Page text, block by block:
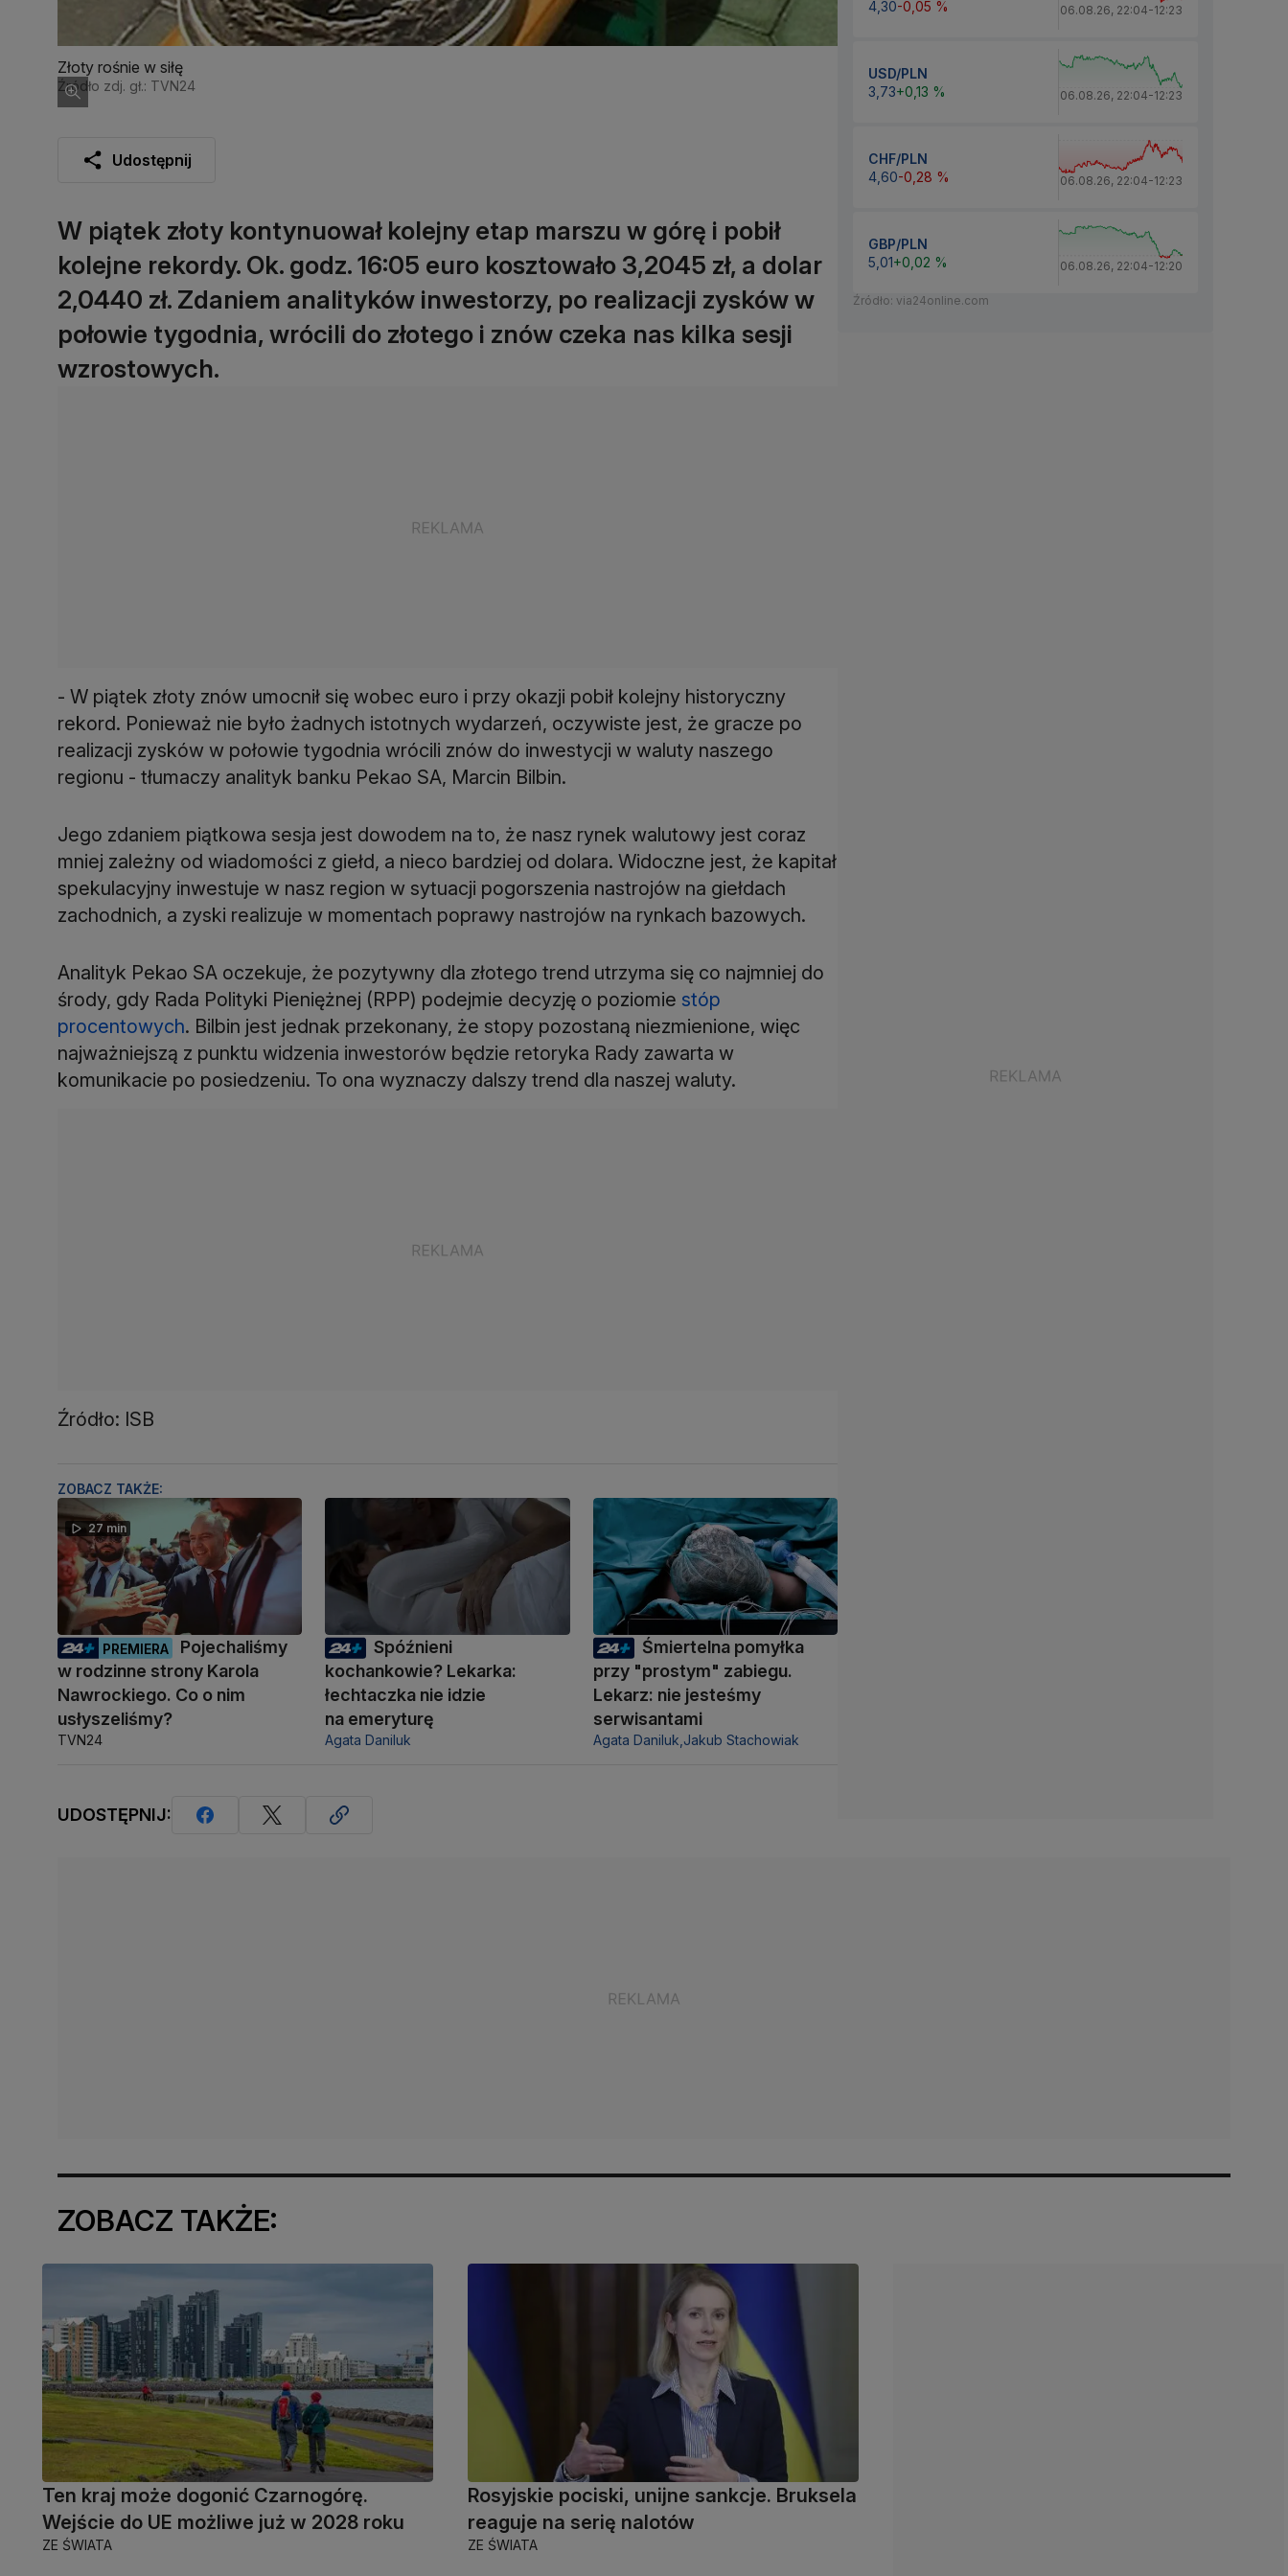
Złoty rośnie w siłę
Źródło zdj. gł.: TVN24
Udostępnij
W piątek złoty kontynuował kolejny etap marszu w górę i pobił
kolejne rekordy. Ok. godz. 16:05 euro kosztowało 3,2045 zł, a dolar
2,0440 zł. Zdaniem analityków inwestorzy, po realizacji zysków w
połowie tygodnia, wrócili do złotego i znów czeka nas kilka sesji
wzrostowych.
- W piątek złoty znów umocnił się wobec euro i przy okazji pobił kolejny historyczny
rekord. Ponieważ nie było żadnych istotnych wydarzeń, oczywiste jest, że gracze po
realizacji zysków w połowie tygodnia wrócili znów do inwestycji w waluty naszego
regionu - tłumaczy analityk banku Pekao SA, Marcin Bilbin.
Jego zdaniem piątkowa sesja jest dowodem na to, że nasz rynek walutowy jest coraz
mniej zależny od wiadomości z giełd, a nieco bardziej od dolara. Widoczne jest, że kapitał
spekulacyjny inwestuje w nasz region w sytuacji pogorszenia nastrojów na giełdach
zachodnich, a zyski realizuje w momentach poprawy nastrojów na rynkach bazowych.
Analityk Pekao SA oczekuje, że pozytywny dla złotego trend utrzyma się co najmniej do
środy, gdy Rada Polityki Pieniężnej (RPP) podejmie decyzję o poziomie stóp
procentowych. Bilbin jest jednak przekonany, że stopy pozostaną niezmienione, więc
najważniejszą z punktu widzenia inwestorów będzie retoryka Rady zawarta w
komunikacie po posiedzeniu. To ona wyznaczy dalszy trend dla naszej waluty.
Źródło: ISB
ZOBACZ TAKŻE:
27 min
PREMIERA
Pojechaliśmy
w rodzinne strony Karola
Nawrockiego. Co o nim
usłyszeliśmy?
TVN24
Spóźnieni
kochankowie? Lekarka:
łechtaczka nie idzie
na emeryturę
Agata Daniluk
Śmiertelna pomyłka
przy "prostym" zabiegu.
Lekarz: nie jesteśmy
serwisantami
Agata Daniluk, Jakub Stachowiak
UDOSTĘPNIJ:
4,30-0,05 % 06.08.26, 22:04-12:23
USD/PLN
3,73+0,13 % 06.08.26, 22:04-12:23
CHF/PLN
4,60-0,28 % 06.08.26, 22:04-12:23
GBP/PLN
5,01+0,02 % 06.08.26, 22:04-12:20
Źródło: via24online.com
ZOBACZ TAKŻE:
Ten kraj może dogonić Czarnogórę.
Wejście do UE możliwe już w 2028 roku
ZE ŚWIATA
Rosyjskie pociski, unijne sankcje. Bruksela
reaguje na serię nalotów
ZE ŚWIATA